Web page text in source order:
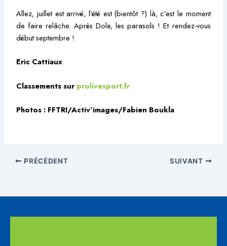
Allez, juillet est arrivé, l’été est (bientôt ?) là, c’est le moment
de faire relâche. Après Dole, les parasols ! Et rendez-vous
début septembre !
Eric Cattiaux
Classements sur prolivesport.fr
Photos : FFTRI/Activ’images/Fabien Boukla
PRÉCÉDENT SUIVANT